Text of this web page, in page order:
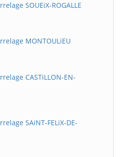
SOUEiX-ROGALLE
MONTOULiEU
CASTiLLON-EN-
SAiNT-FELiX-DE-